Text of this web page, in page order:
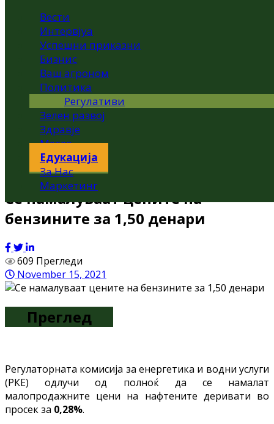
Вести
Интервјуа
Успешни приказни
Бизнис
Ваш агроном
Политика
Регулативи
Зелен развој
Здравје
Метео
Едукација
За Нас
Маркетинг
Се намалуваат цените на
бензините за 1,50 денари
609 Прегледи
November 15, 2021
Преглед
Регулаторната комисија за енергетика и водни услуги
(РКЕ) одлучи од полноќ да се намалат
малопродажните цени на нафтените деривати во
просек за 0,28%.